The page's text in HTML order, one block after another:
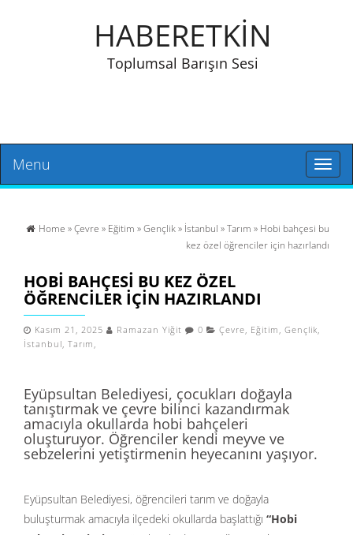
HABERETKİN
Toplumsal Barışın Sesi
Toggle
Menu
Home »Çevre » Eğitim »Gençlik» İstanbul »Tarım » Hobi bahçesi bu
kez özel öğrenciler için hazırlandı
HOBI BAHÇESI BU KEZ ÖZEL
ÖĞRENCILER IÇIN HAZIRLANDI
Kasım 21, 2025 Ramazan Yiğit 0 Çevre, Eğitim , Gençlik,
İstanbul, Tarım ,
Eyüpsultan Belediyesi, çocukları doğayla
tanıştırmak ve çevre bilinci kazandırmak
amacıyla okullarda hobi bahçeleri
oluşturuyor. Öğrenciler kendi meyve ve
sebzelerini yetiştirmenin heyecanını yaşıyor.
Eyüpsultan Belediyesi, öğrencileri tarım ve doğayla
buluşturmak amacıyla ilçedeki okullarda başlattığı “Hobi